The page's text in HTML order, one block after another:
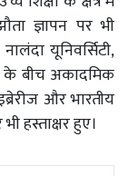
ज्ञापन पर भी
यूनिवर्सिटी,
के बीच अकादमिक
और भारतीय
हस्ताक्षर हुए।